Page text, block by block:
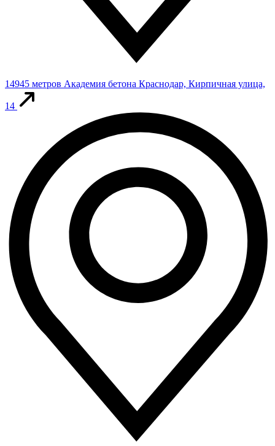
14945 метров Академия бетона Краснодар, Кирпичная улица,
14